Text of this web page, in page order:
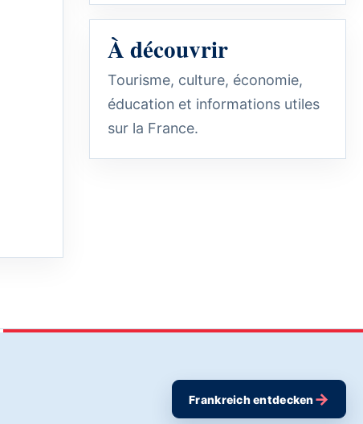
À découvrir
Tourisme, culture, économie,
éducation et informations utiles
sur la France.
Frankreich entdecken→